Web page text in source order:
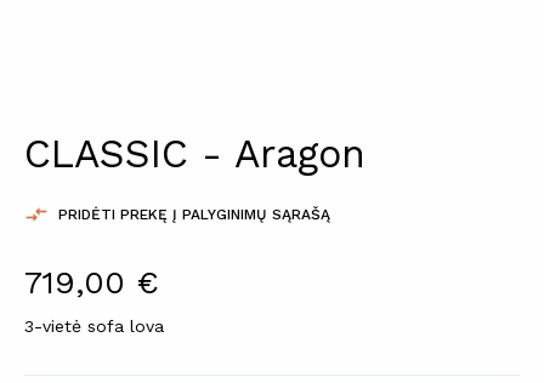
CLASSIC - Aragon
 PRIDĖTI PREKĘ Į PALYGINIMŲ SĄRAŠĄ
719,00 €
3-vietė sofa lova